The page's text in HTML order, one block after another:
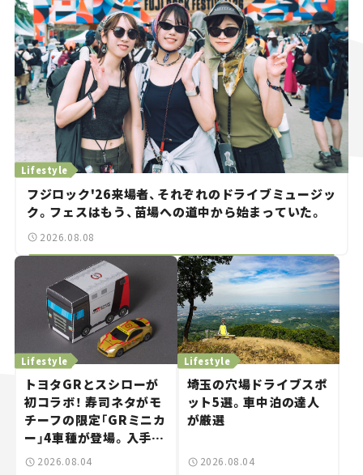
フジロック'26来場者、それぞれのドライブミュージッ
ク。フェスはもう、苗場への道中から始まっていた。
Lifestyle
2026.08.08
トヨタGRとスシローが
初コラボ！ 寿司ネタがモ
チーフの限定「GRミニカ
ー」4車種が登場。入手方
法は？【クルマとホビー】
Lifestyle
2026.08.04
埼玉の穴場ドライブスポ
ット5選。車中泊の達人
が厳選
Lifestyle
2026.08.04